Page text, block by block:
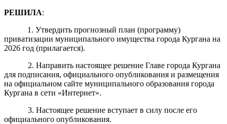
РЕШИЛА:
1. Утвердить прогнозный план (программу)
приватизации муниципального имущества города Кургана на
2026 год (прилагается).
2. Направить настоящее решение Главе города Кургана
для подписания, официального опубликования и размещения
на официальном сайте муниципального образования города
Кургана в сети «Интернет».
3. Настоящее решение вступает в силу после его
официального опубликования.